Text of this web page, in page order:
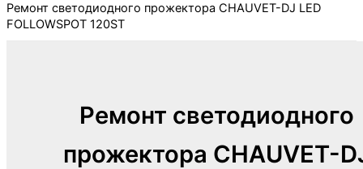
Ремонт светодиодного прожектора CHAUVET-DJ LED
FOLLOWSPOT 120ST
Ремонт светодиодного
прожектора CHAUVET-